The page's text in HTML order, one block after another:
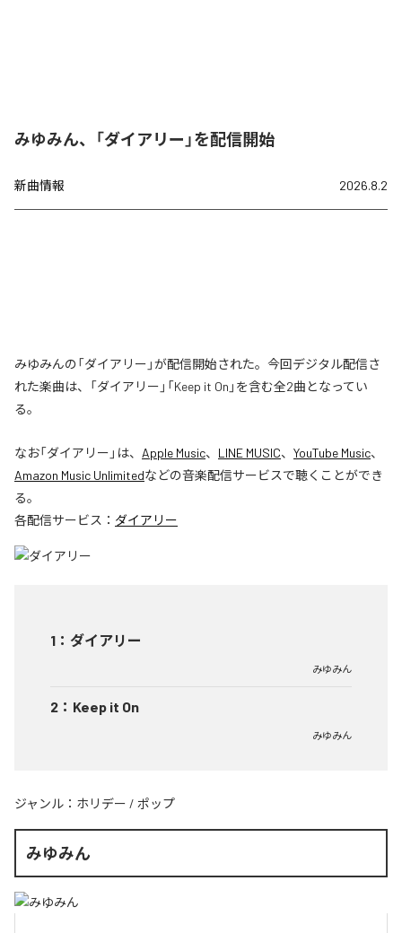
みゆみん、「ダイアリー」を配信開始
新曲情報 2026.8.2
みゆみんの「ダイアリー」が配信開始された。今回デジタル配信さ
れた楽曲は、「ダイアリー」「Keep it On」を含む全2曲となってい
る。
なお「ダイアリー 」は、 Apple Music、 LINE MUSIC、 YouTube Music、
Amazon Music Unlimitedなどの音楽配信サービスで聴くことができ
る。
各配信サービス： ダイアリー
1 ： ダイアリー
みゆみん
2 ： Keep it On
みゆみん
ジャンル： ホリデー / ポップ
みゆみん